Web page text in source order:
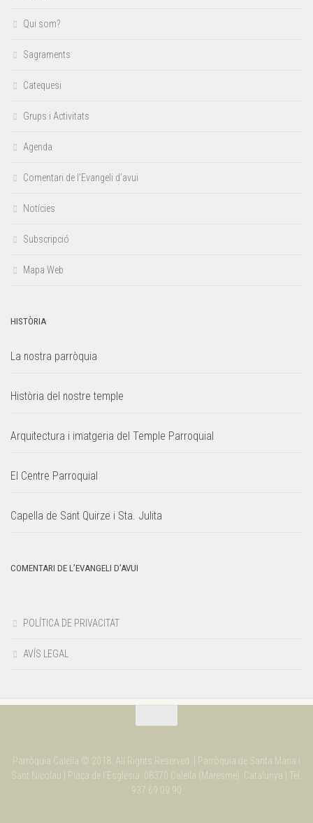
Qui som?
Sagraments
Catequesi
Grups i Activitats
Agenda
Comentari de l’Evangeli d’avui
Notícies
Subscripció
Mapa Web
HISTÒRIA
La nostra parròquia
Història del nostre temple
Arquitectura i imatgeria del Temple Parroquial
El Centre Parroquial
Capella de Sant Quirze i Sta. Julita
COMENTARI DE L’EVANGELI D’AVUI
POLÍTICA DE PRIVACITAT
AVÍS LEGAL
Parròquia Calella © 2018. All Rights Reserved. | Parròquia de Santa Maria i
Sant Nicolau | Plaça de l'Església. 08370 Calella (Maresme). Catalunya | Tel.
937 69 09 90